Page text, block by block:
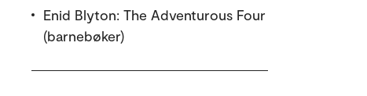
Enid Blyton: The Adventurous Four
(barnebøker)